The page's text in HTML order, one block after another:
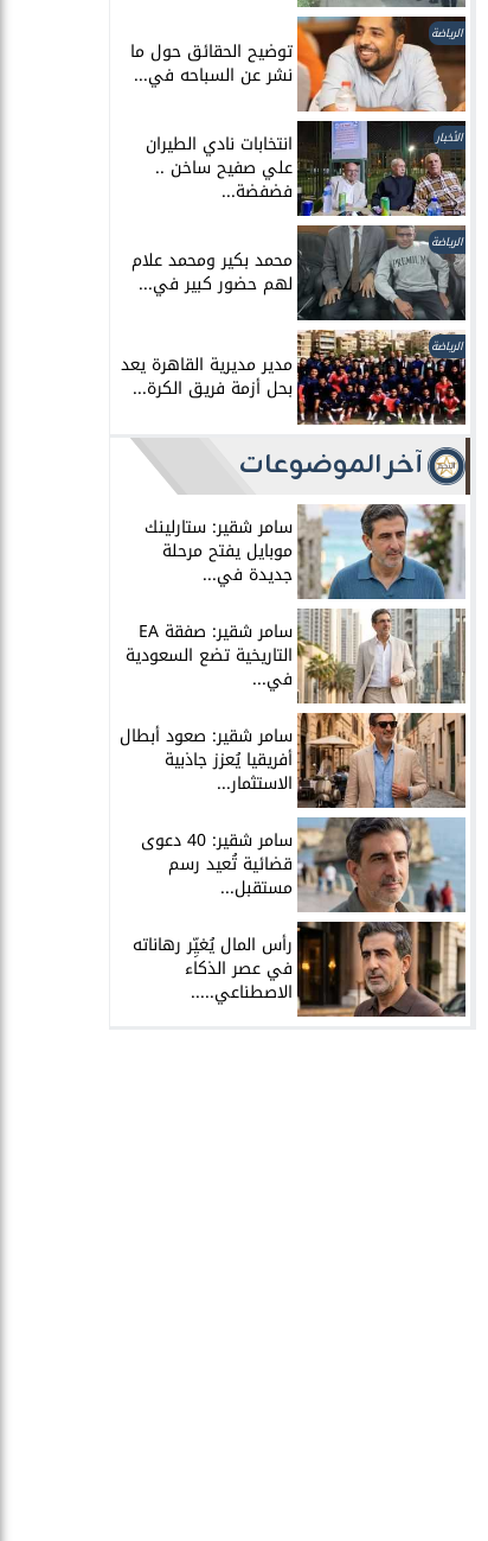
الرياضة
توضيح الحقائق حول ما
نشر عن السباحه في...
الأخبار انتخابات نادي الطيران
علي صفيح ساخن ..
فضفضة...
الرياضة
محمد بكير ومحمد علام
لهم حضور كبير في...
الرياضة
مدير مديرية القاهرة يعد
بحل أزمة فريق الكرة...
آخر الموضوعات
سامر شقير: ستارلينك
موبايل يفتح مرحلة
جديدة في...
سامر شقير: صفقة EA
التاريخية تضع السعودية
في...
سامر شقير: صعود أبطال
أفريقيا يُعزز جاذبية
الاستثمار...
سامر شقير: 40 دعوى
قضائية تُعيد رسم
مستقبل...
رأس المال يُغيِّر رهاناته
في عصر الذكاء
الاصطناعي.....